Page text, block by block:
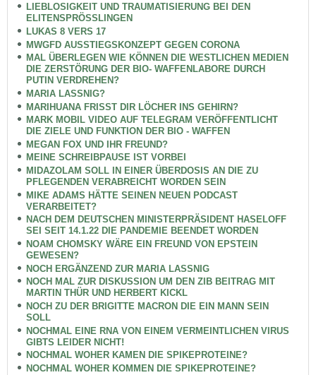
LIEBLOSIGKEIT UND TRAUMATISIERUNG BEI DEN
ELITENSPRÖSSLINGEN
LUKAS 8 VERS 17
MWGFD AUSSTIEGSKONZEPT GEGEN CORONA
MAL ÜBERLEGEN WIE KÖNNEN DIE WESTLICHEN MEDIEN
DIE ZERSTÖRUNG DER BIO- WAFFENLABORE DURCH
PUTIN VERDREHEN?
MARIA LASSNIG?
MARIHUANA FRISST DIR LÖCHER INS GEHIRN?
MARK MOBIL VIDEO AUF TELEGRAM VERÖFFENTLICHT
DIE ZIELE UND FUNKTION DER BIO - WAFFEN
MEGAN FOX UND IHR FREUND?
MEINE SCHREIBPAUSE IST VORBEI
MIDAZOLAM SOLL IN EINER ÜBERDOSIS AN DIE ZU
PFLEGENDEN VERABREICHT WORDEN SEIN
MIKE ADAMS HÄTTE SEINEN NEUEN PODCAST
VERARBEITET?
NACH DEM DEUTSCHEN MINISTERPRÄSIDENT HASELOFF
SEI SEIT 14.1.22 DIE PANDEMIE BEENDET WORDEN
NOAM CHOMSKY WÄRE EIN FREUND VON EPSTEIN
GEWESEN?
NOCH ERGÄNZEND ZUR MARIA LASSNIG
NOCH MAL ZUR DISKUSSION UM DEN ZIB BEITRAG MIT
MARTIN THÜR UND HERBERT KICKL
NOCH ZU DER BRIGITTE MACRON DIE EIN MANN SEIN
SOLL
NOCHMAL EINE RNA VON EINEM VERMEINTLICHEN VIRUS
GIBTS LEIDER NICHT!
NOCHMAL WOHER KAMEN DIE SPIKEPROTEINE?
NOCHMAL WOHER KOMMEN DIE SPIKEPROTEINE?